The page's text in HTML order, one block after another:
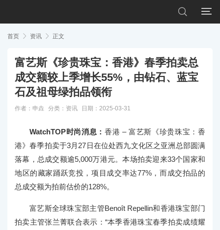


首页  资讯  正文
富艺斯《珍贵珠宝：香港》春季拍卖总
成交额较上季增长55%，由钻石、蓝宝
石及祖母绿拍品领衔
作者：申垚 分类： 资讯 日期：2025-03-31
WatchTOP时尚消息：香港 – 富艺斯《珍贵珠宝：香
港》春季拍卖于3月27日在位处西九文化区之亚洲总部圆满
落幕，总成交额逾5,000万港元。本场拍卖迎来33个国家和
地区的藏家踊跃竞投，项目成交率达77%，而成交拍品的
总成交额为拍前估价的128%。
富艺斯全球珠宝部主管Benoît Repellin和香港珠宝部门
拍卖主管张兰菁联合表示：“本季香港珠宝春季拍卖成绩耀